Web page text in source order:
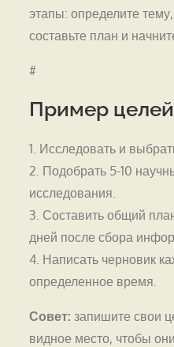
этапы: определите
составьте план и
#
Пример
1. Исследовать и
2. Подобрать 5-10
исследования.
3. Составить общий
дней после сбора
4. Написать черновик
определенное время.
Совет: запишите свои
видное место, чтобы